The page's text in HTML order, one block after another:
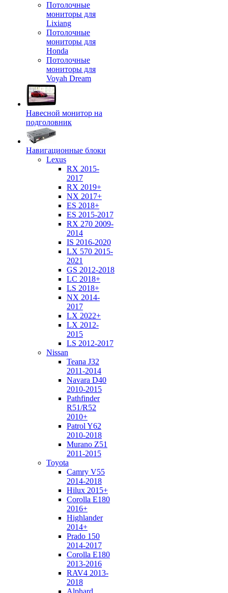
Потолочные
мониторы для
Lixiang
Потолочные
мониторы для
Honda
Потолочные
мониторы для
Voyah Dream
Навесной монитор на
подголовник
Навигационные блоки
Lexus
RX 2015-
2017
RX 2019+
NX 2017+
ES 2018+
ES 2015-2017
RX 270 2009-
2014
IS 2016-2020
LX 570 2015-
2021
GS 2012-2018
LC 2018+
LS 2018+
NX 2014-
2017
LX 2022+
LX 2012-
2015
LS 2012-2017
Nissan
Teana J32
2011-2014
Navara D40
2010-2015
Pathfinder
R51/R52
2010+
Patrol Y62
2010-2018
Murano Z51
2011-2015
Toyota
Camry V55
2014-2018
Hilux 2015+
Corolla E180
2016+
Highlander
2014+
Prado 150
2014-2017
Corolla E180
2013-2016
RAV4 2013-
2018
Alphard